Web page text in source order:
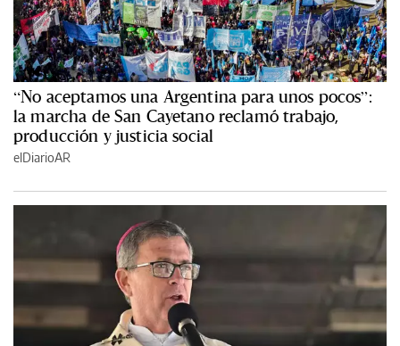
“No aceptamos una Argentina para unos pocos”:
la marcha de San Cayetano reclamó trabajo,
producción y justicia social
elDiarioAR